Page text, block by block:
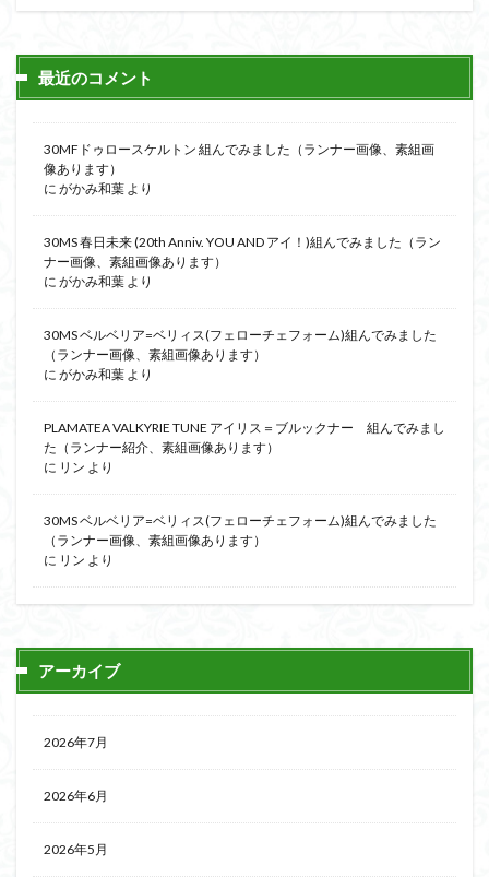
最近のコメント
30MFドゥロースケルトン 組んでみました（ランナー画像、素組画
像あります）
に がかみ和葉 より
30MS 春日未来 (20th Anniv. YOU AND アイ！)組んでみました（ラン
ナー画像、素組画像あります）
に がかみ和葉 より
30MS ベルベリア=ベリィス(フェローチェフォーム)組んでみました
（ランナー画像、素組画像あります）
に がかみ和葉 より
PLAMATEA VALKYRIE TUNE アイリス＝ブルックナー 組んでみまし
た（ランナー紹介、素組画像あります）
に リン より
30MS ベルベリア=ベリィス(フェローチェフォーム)組んでみました
（ランナー画像、素組画像あります）
に リン より
アーカイブ
2026年7月
2026年6月
2026年5月